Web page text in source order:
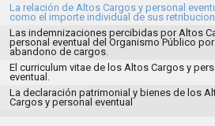
La relación de Altos Cargos y personal
como el importe individual de sus
Las indemnizaciones percibidas por Altos
personal eventual del Organismo Público por
abandono de cargos.
El curriculum vitae de los Altos Cargos y
eventual.
La declaración patrimonial y bienes de los
Cargos y personal eventual